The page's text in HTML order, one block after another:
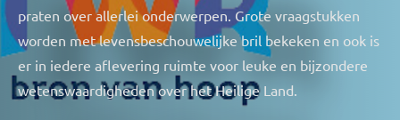
praten over allerlei onderwerpen. Grote vraagstukken
worden met levensbeschouwelijke bril bekeken en ook is
er in iedere aflevering ruimte voor leuke en bijzondere
wetenswaardigheden over het Heilige Land.